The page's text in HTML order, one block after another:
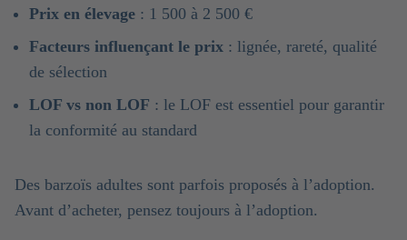
Prix en élevage : 1 500 à 2 500 €
Facteurs influençant le prix : lignée, rareté, qualité
de sélection
LOF vs non LOF : le LOF est essentiel pour garantir
la conformité au standard
Des barzoïs adultes sont parfois proposés à l’adoption.
Avant d’acheter, pensez toujours à l’adoption.